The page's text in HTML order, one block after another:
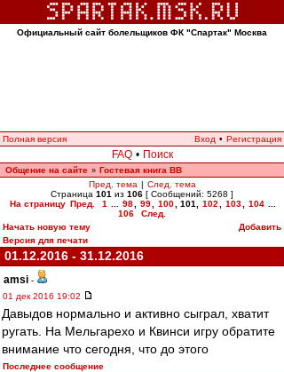
Официальный сайт болельщиков ФК "Спартак" Москва
Полная версия Вход • Регистрация
FAQ • Поиск
Общение на сайте » Гостевая книга ВВ
Пред. тема | След. тема
Страница 101 из 106 [ Сообщений: 5268 ]
На страницу Пред. 1 98 99 100 101 102 103 104
106
След.
Начать новую тему
Добавить
Версия для печати
01.12.2016 - 31.12.2016
amsi -
01 дек 2016 19:02
Давыдов нормально и активно сыграл, хватит
ругать. На Мельгарехо и Квинси игру обратите
внимание что сегодня, что до этого
Последнее сообщение